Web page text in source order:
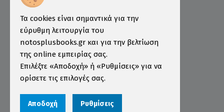
Ινστιτούτο ÖSD Ελλάδας
Πληροφορίες
Τρόποι Παραγγελίας
Τρόποι Πληρωμής
Τρόποι Αποστολής
Όροι χρήσης
Τα cookies είναι σημαντικά για την
εύρυθμη λειτουργία του
notosplusbooks.gr και για την βελτίωση
της online εμπειρίας σας.
Επιλέξτε «Αποδοχή» ή «Ρυθμίσεις» για να
ορίσετε τις επιλογές σας.
Αποδοχή Ρυθμίσεις